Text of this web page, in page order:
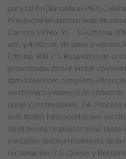
para tal fin (llamada al PBX,
Presencial en nuestra sede de
Carrera 19 No. 95 – 55 Oficina
a.m. y 4:00 p.m. de lunes a
Oficina 308 7.3. Requisitos de la
presentadas deben incluir como
datos:Nombre completo,
electrónico y número de cédula
queja y pretensiones. 7.4.
solicitudes interpuestas por los
tendrán una respuesta en un
contados desde el momento de la
reclamación. 7.5. Quejas y